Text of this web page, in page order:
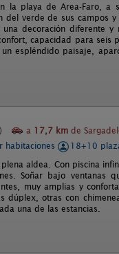
la playa de Area-Faro,
del verde de sus campos
una decoración diferente
capacidad para
espléndido paisaje,
a 17,7 km de
habitaciones
18+10
aldea. Con piscina
Soñar bajo ventanas
muy amplias y
dúplex, otras con
una de las estancias.